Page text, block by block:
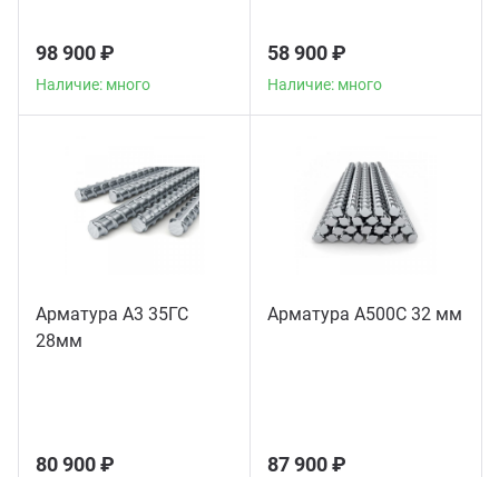
98 900 ₽
Наличие: много
58 900 ₽
Наличие: много
Арматура А3 35ГС
28мм
80 900 ₽
Арматура А500С 32 мм
87 900 ₽